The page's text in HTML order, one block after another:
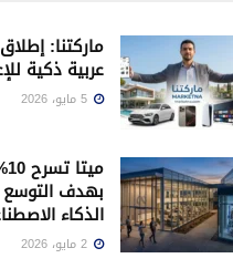
ماركتنا:
عربية ذكية
بهدف
الذكاء